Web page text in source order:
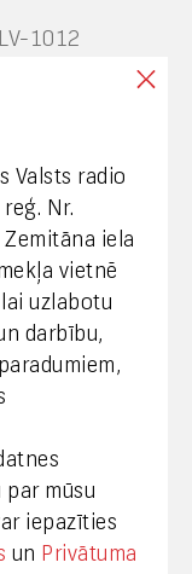
Valsts radio
Nr.
iela
vietnē
uzlabotu
darbību,
mūsu
iepazīties
un Privātuma
1012